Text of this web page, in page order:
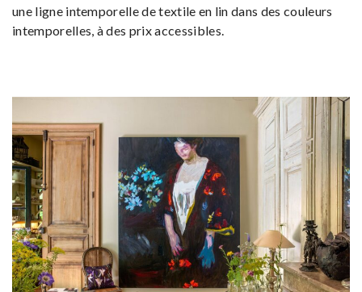
une ligne intemporelle de textile en lin dans des couleurs
intemporelles, à des prix accessibles.